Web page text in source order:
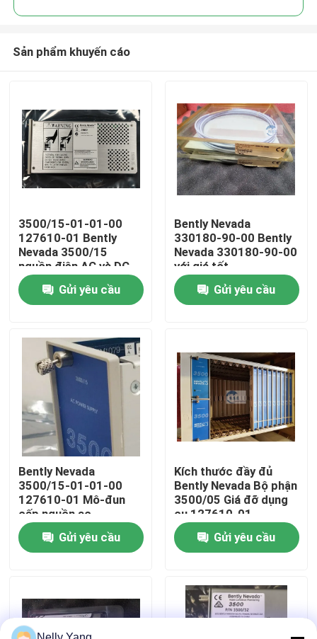
Nhà
Sản phẩm
Chuyến tham quan nhà máy
Kiểm soát chất lượng
Liên hệ với chúng tôi
Tin tức
Yêu cầu Đặt giá
Bộ phận nhẹ nhàng Nevada
Sản phẩm khuyến cáo
3500/15-01-01-00
127610-01 Bently
Nevada 3500/15
nguồn điện AC và DC
Gửi yêu cầu
Bently Nevada
330180-90-00 Bently
Nevada 330180-90-00
với giá tốt
Gửi yêu cầu
Bently Nevada
3500/15-01-01-00
127610-01 Mô-đun
cấp nguồn ac
Gửi yêu cầu
Kích thước đầy đủ
Bently Nevada Bộ phận
3500/05 Giá đỡ dụng
cụ 127610-01
125840-01 / 125840-
02
Gửi yêu cầu